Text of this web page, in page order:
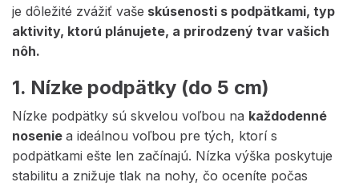
je dôležité zvážiť vaše skúsenosti s podpätkami, typ
aktivity, ktorú plánujete, a prirodzený tvar vašich
nôh.
1. Nízke podpätky (do 5 cm)
Nízke podpätky sú skvelou voľbou na každodenné
nosenie a ideálnou voľbou pre tých, ktorí s
podpätkami ešte len začínajú. Nízka výška poskytuje
stabilitu a znižuje tlak na nohy, čo oceníte počas